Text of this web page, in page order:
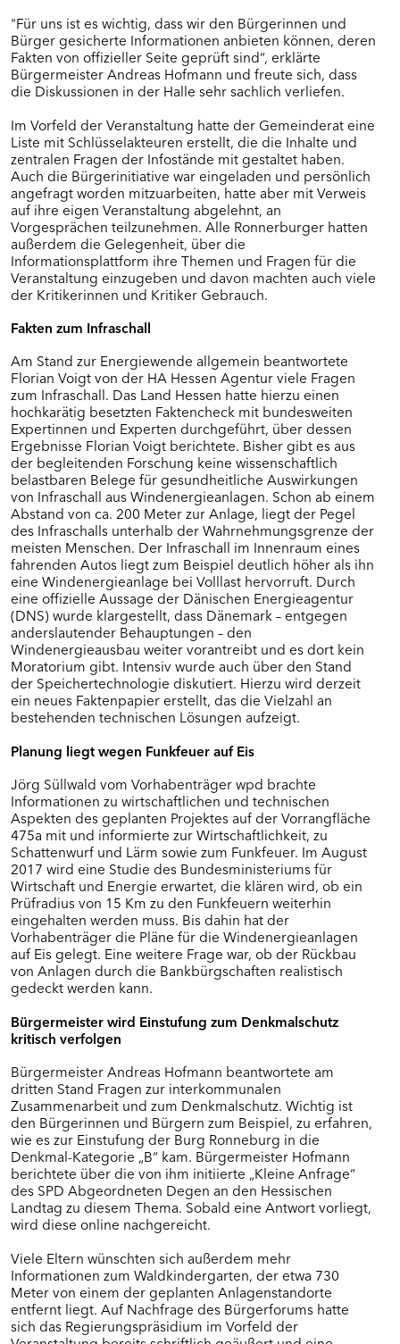
Langgöns
Marburg
Schöffengrund
BÜRGERFOREN IN SÜDHESSEN (RP
DARMSTADT)
Eltville am Rhein
Freigericht
Grävenwiesbach
Groß-Umstadt
Heidenrod
Kiedrich
Kreis Groß-Gerau
Schaafheim
Steinau an der Straße
Waldems
Weilrod
Winterstein-Kommunen
WEITERE KOMMUNEN
"Für uns ist es wichtig, dass wir den Bürgerinnen und
Bürger gesicherte Informationen anbieten können, deren
Fakten von offizieller Seite geprüft sind“, erklärte
Bürgermeister Andreas Hofmann und freute sich, dass
die Diskussionen in der Halle sehr sachlich verliefen.
Im Vorfeld der Veranstaltung hatte der Gemeinderat eine
Liste mit Schlüsselakteuren erstellt, die die Inhalte und
zentralen Fragen der Infostände mit gestaltet haben.
Auch die Bürgerinitiative war eingeladen und persönlich
angefragt worden mitzuarbeiten, hatte aber mit Verweis
auf ihre eigen Veranstaltung abgelehnt, an
Vorgesprächen teilzunehmen. Alle Ronnerburger hatten
außerdem die Gelegenheit, über die
Informationsplattform ihre Themen und Fragen für die
Veranstaltung einzugeben und davon machten auch viele
der Kritikerinnen und Kritiker Gebrauch.
Fakten zum Infraschall
Am Stand zur Energiewende allgemein beantwortete
Florian Voigt von der HA Hessen Agentur viele Fragen
zum Infraschall. Das Land Hessen hatte hierzu einen
hochkarätig besetzten Faktencheck mit bundesweiten
Expertinnen und Experten durchgeführt, über dessen
Ergebnisse Florian Voigt berichtete. Bisher gibt es aus
der begleitenden Forschung keine wissenschaftlich
belastbaren Belege für gesundheitliche Auswirkungen
von Infraschall aus Windenergieanlagen. Schon ab einem
Abstand von ca. 200 Meter zur Anlage, liegt der Pegel
des Infraschalls unterhalb der Wahrnehmungsgrenze der
meisten Menschen. Der Infraschall im Innenraum eines
fahrenden Autos liegt zum Beispiel deutlich höher als ihn
eine Windenergieanlage bei Volllast hervorruft. Durch
eine offizielle Aussage der Dänischen Energieagentur
(DNS) wurde klargestellt, dass Dänemark – entgegen
anderslautender Behauptungen – den
Windenergieausbau weiter vorantreibt und es dort kein
Moratorium gibt. Intensiv wurde auch über den Stand
der Speichertechnologie diskutiert. Hierzu wird derzeit
ein neues Faktenpapier erstellt, das die Vielzahl an
bestehenden technischen Lösungen aufzeigt.
Planung liegt wegen Funkfeuer auf Eis
Jörg Süllwald vom Vorhabenträger wpd brachte
Informationen zu wirtschaftlichen und technischen
Aspekten des geplanten Projektes auf der Vorrangfläche
475a mit und informierte zur Wirtschaftlichkeit, zu
Schattenwurf und Lärm sowie zum Funkfeuer. Im August
2017 wird eine Studie des Bundesministeriums für
Wirtschaft und Energie erwartet, die klären wird, ob ein
Prüfradius von 15 Km zu den Funkfeuern weiterhin
eingehalten werden muss. Bis dahin hat der
Vorhabenträger die Pläne für die Windenergieanlagen
auf Eis gelegt. Eine weitere Frage war, ob der Rückbau
von Anlagen durch die Bankbürgschaften realistisch
gedeckt werden kann.
Bürgermeister wird Einstufung zum Denkmalschutz
kritisch verfolgen
Bürgermeister Andreas Hofmann beantwortete am
dritten Stand Fragen zur interkommunalen
Zusammenarbeit und zum Denkmalschutz. Wichtig ist
den Bürgerinnen und Bürgern zum Beispiel, zu erfahren,
wie es zur Einstufung der Burg Ronneburg in die
Denkmal-Kategorie „B“ kam. Bürgermeister Hofmann
berichtete über die von ihm initiierte „Kleine Anfrage“
des SPD Abgeordneten Degen an den Hessischen
Landtag zu diesem Thema. Sobald eine Antwort vorliegt,
wird diese online nachgereicht.
Viele Eltern wünschten sich außerdem mehr
Informationen zum Waldkindergarten, der etwa 730
Meter von einem der geplanten Anlagenstandorte
entfernt liegt. Auf Nachfrage des Bürgerforums hatte
sich das Regierungspräsidium im Vorfeld der